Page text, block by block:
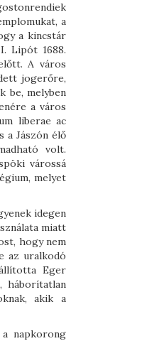
a
a kincstár
Lipót 1688.
A város
jogerőre,
be, melyben
a város
liberae ac
a Jászón élő
volt.
várossá
melyet
idegen
miatt
hogy nem
az uralkodó
Eger
háborítatlan
akik a
napkorong